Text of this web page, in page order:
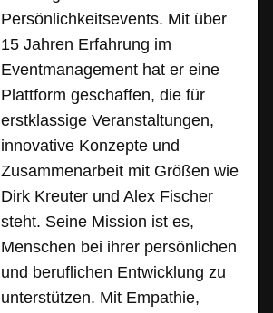
Persönlichkeitsevents. Mit über
15 Jahren Erfahrung im
Eventmanagement hat er eine
Plattform geschaffen, die für
erstklassige Veranstaltungen,
innovative Konzepte und
Zusammenarbeit mit Größen wie
Dirk Kreuter und Alex Fischer
steht. Seine Mission ist es,
Menschen bei ihrer persönlichen
und beruflichen Entwicklung zu
unterstützen. Mit Empathie,